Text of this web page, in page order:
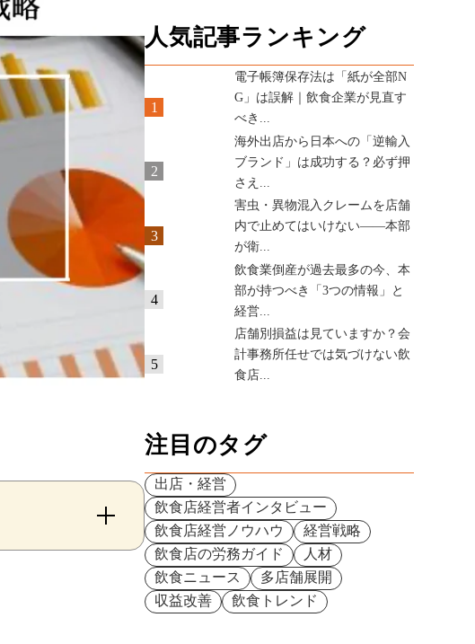
人気記事ランキング
1
電子帳簿保存法は「紙が全部N
G」は誤解｜飲食企業が見直す
べき...
2
海外出店から日本への「逆輸入
ブランド」は成功する？必ず押
さえ...
3
害虫・異物混入クレームを店舗
内で止めてはいけない——本部
が衛...
4
飲食業倒産が過去最多の今、本
部が持つべき「3つの情報」と
経営...
5
店舗別損益は見ていますか？会
計事務所任せでは気づけない飲
食店...
注目のタグ
出店・経営
飲食店経営者インタビュー
飲食店経営ノウハウ
経営戦略
飲食店の労務ガイド
人材
飲食ニュース
多店舗展開
収益改善
飲食トレンド